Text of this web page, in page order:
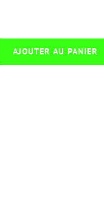
AJOUTER AU PANIER